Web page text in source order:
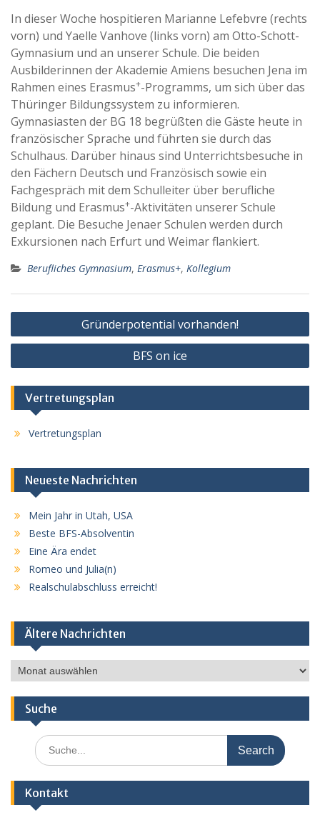
In dieser Woche hospitieren Marianne Lefebvre (rechts
vorn) und Yaelle Vanhove (links vorn) am Otto-Schott-
Gymnasium und an unserer Schule. Die beiden
Ausbilderinnen der Akademie Amiens besuchen Jena im
Rahmen eines Erasmus+-Programms, um sich über das
Thüringer Bildungssystem zu informieren.
Gymnasiasten der BG 18 begrüßten die Gäste heute in
französischer Sprache und führten sie durch das
Schulhaus. Darüber hinaus sind Unterrichtsbesuche in
den Fächern Deutsch und Französisch sowie ein
Fachgespräch mit dem Schulleiter über berufliche
Bildung und Erasmus+-Aktivitäten unserer Schule
geplant. Die Besuche Jenaer Schulen werden durch
Exkursionen nach Erfurt und Weimar flankiert.
Berufliches Gymnasium, Erasmus+, Kollegium
Beitragsnavigation
Gründerpotential vorhanden!
BFS on ice
Vertretungsplan
Vertretungsplan
Neueste Nachrichten
Mein Jahr in Utah, USA
Beste BFS-Absolventin
Eine Ära endet
Romeo und Julia(n)
Realschulabschluss erreicht!
Ältere Nachrichten
Ältere
Nachrichten
Suche
Search
for:
Kontakt